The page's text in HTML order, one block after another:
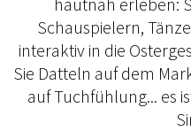
Schauspielern,
interaktiv in die
Sie Datteln auf dem
auf Tuchfühlung... es